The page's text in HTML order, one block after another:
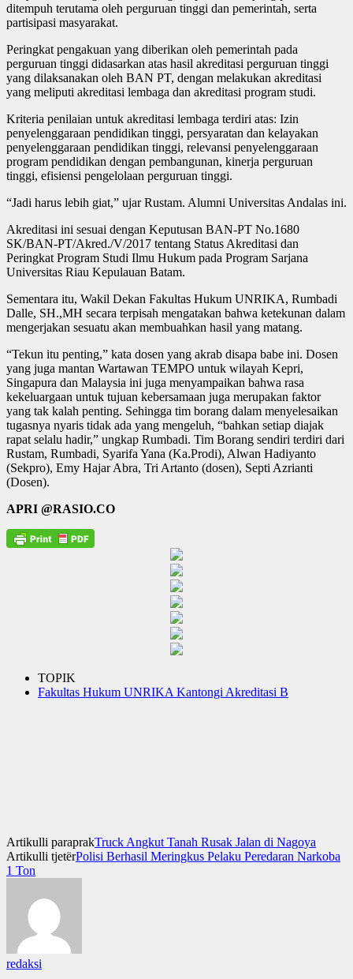
ditempuh terutama oleh perguruan tinggi dan pemerintah, serta
partisipasi masyarakat.
Peringkat pengakuan yang diberikan oleh pemerintah pada
perguruan tinggi didasarkan atas hasil akreditasi perguruan tinggi
yang dilaksanakan oleh BAN PT, dengan melakukan akreditasi
yang meliputi akreditasi lembaga dan akreditasi program studi.
Kriteria penilaian untuk akreditasi lembaga terdiri atas: Izin
penyelenggaraan pendidikan tinggi, persyaratan dan kelayakan
penyelenggaraan pendidikan tinggi, relevansi penyelenggaraan
program pendidikan dengan pembangunan, kinerja perguruan
tinggi, efisiensi pengelolaan perguruan tinggi.
“Jadi harus lebih giat,” ujar Rustam. Alumni Universitas Andalas ini.
Akreditasi ini sesuai dengan Keputusan BAN-PT No.1680
SK/BAN-PT/Akred./V/2017 tentang Status Akreditasi dan
Peringkat Program Studi Ilmu Hukum pada Program Sarjana
Universitas Riau Kepulauan Batam.
Sementara itu, Wakil Dekan Fakultas Hukum UNRIKA, Rumbadi
Dalle, SH.,MH secara terpisah mengatakan bahwa ketekunan dalam
mengerjakan sesuatu akan membuahkan hasil yang matang.
“Tekun itu penting,” kata dosen yang akrab disapa babe ini. Dosen
yang juga mantan Wartawan TEMPO untuk wilayah Kepri,
Singapura dan Malaysia ini juga menyampaikan bahwa rasa
kekeluargaan untuk tujuan kebersamaan juga merupakan faktor
yang tak kalah penting. Sehingga tim borang dalam menyelesaikan
tugasnya nyaris tidak ada yang mengeluh, “bahkan setiap diajak
rapat selalu hadir,” ungkap Rumbadi. Tim Borang sendiri terdiri dari
Rustam, Rumbadi, Syarifa Yana (Ka.Prodi), Alwan Hadiyanto
(Sekpro), Emy Hajar Abra, Tri Artanto (dosen), Septi Azrianti
(Dosen).
APRI @RASIO.CO
TOPIK
Fakultas Hukum UNRIKA Kantongi Akreditasi B
Artikulli paraprakTruck Angkut Tanah Rusak Jalan di Nagoya
Artikulli tjetërPolisi Berhasil Meringkus Pelaku Peredaran Narkoba
1 Ton
redaksi